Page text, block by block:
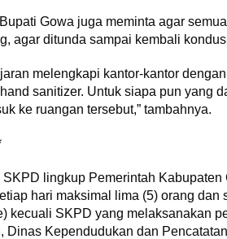
Gowa juga meminta agar
agar ditunda sampai kembali
melengkapi kantor-kantor
sanitizer. Untuk siapa pun yang
ke ruangan tersebut,” tambahnya.
lingkup Pemerintah
hari maksimal lima (5) orang
kecuali SKPD yang melaksanakan
Dinas Kependudukan dan